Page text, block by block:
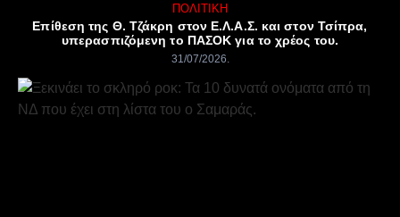
ΠΟΛΙΤΙΚΉ
Επίθεση της Θ. Τζάκρη στον Ε.Λ.Α.Σ. και στον Τσίπρα,
υπερασπιζόμενη το ΠΑΣΟΚ για το χρέος του.
31/07/2026